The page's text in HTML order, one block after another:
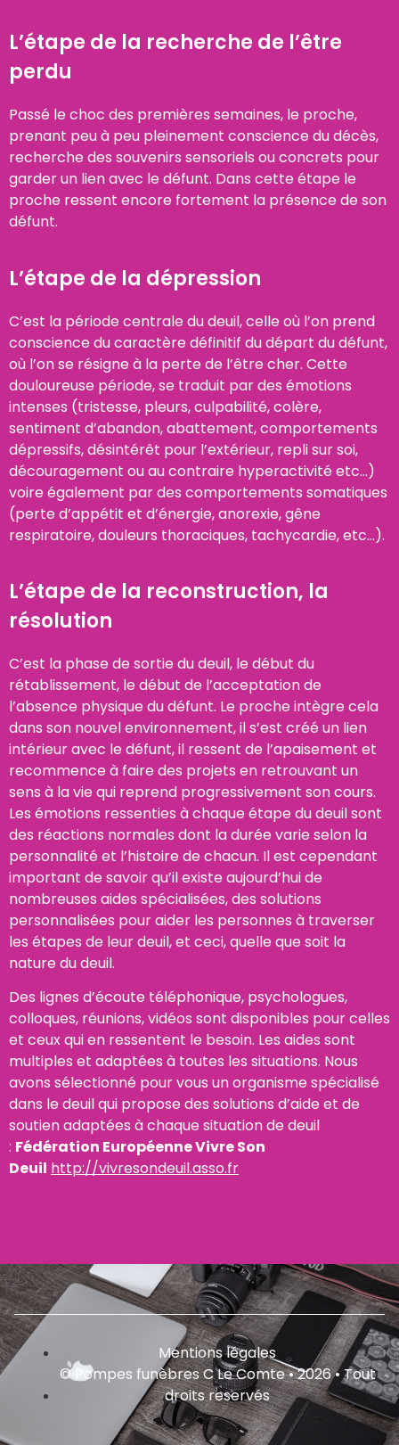
L’étape de la recherche de l’être
perdu​
Passé le choc des premières semaines, le proche,
prenant peu à peu pleinement conscience du décès,
recherche des souvenirs sensoriels ou concrets pour
garder un lien avec le défunt. Dans cette étape le
proche ressent encore fortement la présence de son
défunt.
L’étape de la dépression​
C’est la période centrale du deuil, celle où l’on prend
conscience du caractère définitif du départ du défunt,
où l’on se résigne à la perte de l’être cher. Cette
douloureuse période, se traduit par des émotions
intenses (tristesse, pleurs, culpabilité, colère,
sentiment d’abandon, abattement, comportements
dépressifs, désintérêt pour l’extérieur, repli sur soi,
découragement ou au contraire hyperactivité etc…)
voire également par des comportements somatiques
(perte d’appétit et d’énergie, anorexie, gêne
respiratoire, douleurs thoraciques, tachycardie, etc…).
L’étape de la reconstruction, la
résolution​
C’est la phase de sortie du deuil, le début du
rétablissement, le début de l’acceptation de
l’absence physique du défunt. Le proche intègre cela
dans son nouvel environnement, il s’est créé un lien
intérieur avec le défunt, il ressent de l’apaisement et
recommence à faire des projets en retrouvant un
sens à la vie qui reprend progressivement son cours.
Les émotions ressenties à chaque étape du deuil sont
des réactions normales dont la durée varie selon la
personnalité et l’histoire de chacun. Il est cependant
important de savoir qu’il existe aujourd’hui de
nombreuses aides spécialisées, des solutions
personnalisées pour aider les personnes à traverser
les étapes de leur deuil, et ceci, quelle que soit la
nature du deuil.
Des lignes d’écoute téléphonique, psychologues,
colloques, réunions, vidéos sont disponibles pour celles
et ceux qui en ressentent le besoin. Les aides sont
multiples et adaptées à toutes les situations. Nous
avons sélectionné pour vous un organisme spécialisé
dans le deuil qui propose des solutions d’aide et de
soutien adaptées à chaque situation de deuil
: Fédération Européenne Vivre Son
Deuil http://vivresondeuil.asso.fr
Mentions légales
© Pompes funèbres C Le Comte • 2026 • Tout
droits reservés